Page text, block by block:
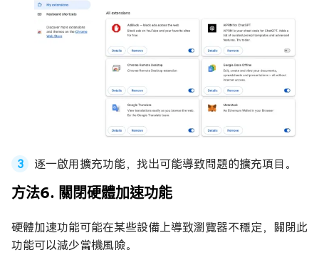
逐一啟用擴充功能，找出可能導致問題的擴充項目。
方法6. 關閉硬體加速功能
硬體加速功能可能在某些設備上導致瀏覽器不穩定，關閉此
功能可以減少當機風險。